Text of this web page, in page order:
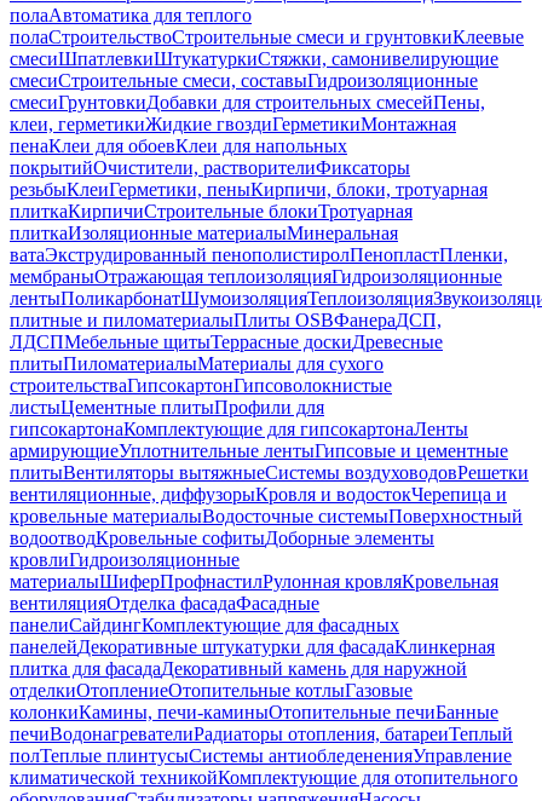
полаАвтоматика для теплого
полаСтроительствоСтроительные смеси и грунтовкиКлеевые
смесиШпатлевкиШтукатуркиСтяжки, самонивелирующие
смесиСтроительные смеси, составыГидроизоляционные
смесиГрунтовкиДобавки для строительных смесейПены,
клеи, герметикиЖидкие гвоздиГерметикиМонтажная
пенаКлеи для обоевКлеи для напольных
покрытийОчистители, растворителиФиксаторы
резьбыКлеиГерметики, пеныКирпичи, блоки, тротуарная
плиткаКирпичиСтроительные блокиТротуарная
плиткаИзоляционные материалыМинеральная
ватаЭкструдированный пенополистиролПенопластПленки,
мембраныОтражающая теплоизоляцияГидроизоляционные
лентыПоликарбонатШумоизоляцияТеплоизоляция
плитные и пиломатериалыПлиты OSBФанераДСП,
ЛДСПМебельные щитыТеррасные доскиДревесные
плитыПиломатериалыМатериалы для сухого
строительстваГипсокартонГипсоволокнистые
листыЦементные плитыПрофили для
гипсокартонаКомплектующие для гипсокартонаЛенты
армирующиеУплотнительные лентыГипсовые и цементные
плитыВентиляторы вытяжныеСистемы воздуховодовРешетки
вентиляционные, диффузорыКровля и водостокЧерепица и
кровельные материалыВодосточные системыПоверхностный
водоотводКровельные софитыДоборные элементы
кровлиГидроизоляционные
материалыШиферПрофнастилРулонная кровляКровельная
вентиляцияОтделка фасадаФасадные
панелиСайдингКомплектующие для фасадных
панелейДекоративные штукатурки для фасадаКлинкерная
плитка для фасадаДекоративный камень для наружной
отделкиОтоплениеОтопительные котлыГазовые
колонкиКамины, печи-каминыОтопительные печиБанные
печиВодонагревателиРадиаторы отопления, батареиТеплый
полТеплые плинтусыСистемы антиобледененияУправление
климатической техникойКомплектующие для отопительного